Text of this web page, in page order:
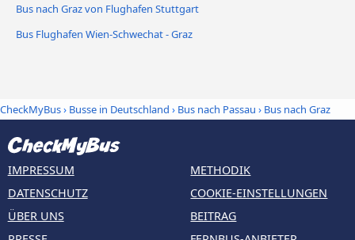
Bus nach Graz von Flughafen Stuttgart
Bus Flughafen Wien-Schwechat - Graz
CheckMyBus› Busse in Deutschland › Bus nach Passau › Bus nach Graz
IMPRESSUM
DATENSCHUTZ
ÜBER UNS
METHODIK
COOKIE-EINSTELLUNGEN
BEITRAG